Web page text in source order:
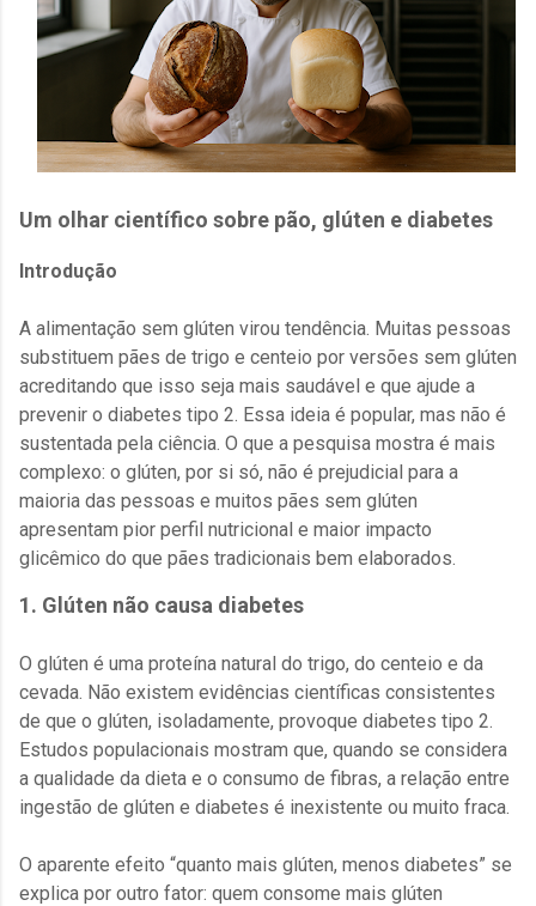
Um olhar científico sobre pão, glúten e diabetes
Introdução
A alimentação sem glúten virou tendência. Muitas pessoas
substituem pães de trigo e centeio por versões sem glúten
acreditando que isso seja mais saudável e que ajude a
prevenir o diabetes tipo 2. Essa ideia é popular, mas não é
sustentada pela ciência. O que a pesquisa mostra é mais
complexo: o glúten, por si só, não é prejudicial para a
maioria das pessoas e muitos pães sem glúten
apresentam pior perfil nutricional e maior impacto
glicêmico do que pães tradicionais bem elaborados.
1. Glúten não causa diabetes
O glúten é uma proteína natural do trigo, do centeio e da
cevada. Não existem evidências científicas consistentes
de que o glúten, isoladamente, provoque diabetes tipo 2.
Estudos populacionais mostram que, quando se considera
a qualidade da dieta e o consumo de fibras, a relação entre
ingestão de glúten e diabetes é inexistente ou muito fraca.
O aparente efeito “quanto mais glúten, menos diabetes” se
explica por outro fator: quem consome mais glúten